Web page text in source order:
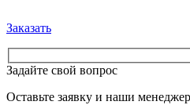
Заказать
Задайте свой вопрос
Оставьте заявку и наши